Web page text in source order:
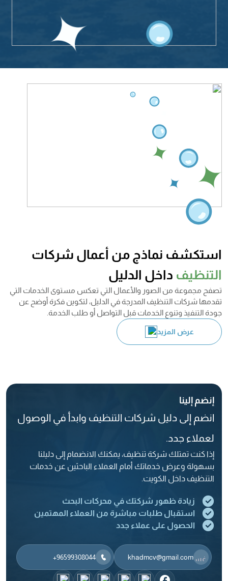
استكشف نماذج من أعمال شركات
التنظيف داخل الدليل
تصفح مجموعة من الصور والأعمال التي تعكس مستوى الخدمات التي
تقدمها شركات التنظيف المدرجة في الدليل، لتكوين فكرة أوضح عن
جودة التنفيذ وتنوع الخدمات قبل التواصل أو طلب الخدمة.
عرض المزيد
إنضم إلينا
انضم إلى دليل شركات التنظيف وابدأ في الوصول
لعملاء جدد.
إذا كنت تمتلك شركة تنظيف، يمكنك الانضمام إلى دليلنا
بسهولة وعرض خدماتك أمام العملاء الباحثين عن خدمات
التنظيف داخل الكويت.
زيادة ظهور شركتك في محركات البحث
استقبال طلبات مباشرة من العملاء المهتمين
الحصول على عملاء جدد
khadmcv@gmail.com
‎+96599308044